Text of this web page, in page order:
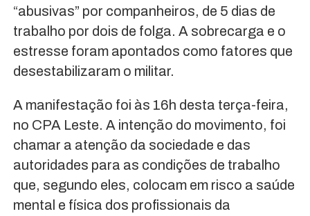
“abusivas” por companheiros, de 5 dias de
trabalho por dois de folga. A sobrecarga e o
estresse foram apontados como fatores que
desestabilizaram o militar.
A manifestação foi às 16h desta terça-feira,
no CPA Leste. A intenção do movimento, foi
chamar a atenção da sociedade e das
autoridades para as condições de trabalho
que, segundo eles, colocam em risco a saúde
mental e física dos profissionais da